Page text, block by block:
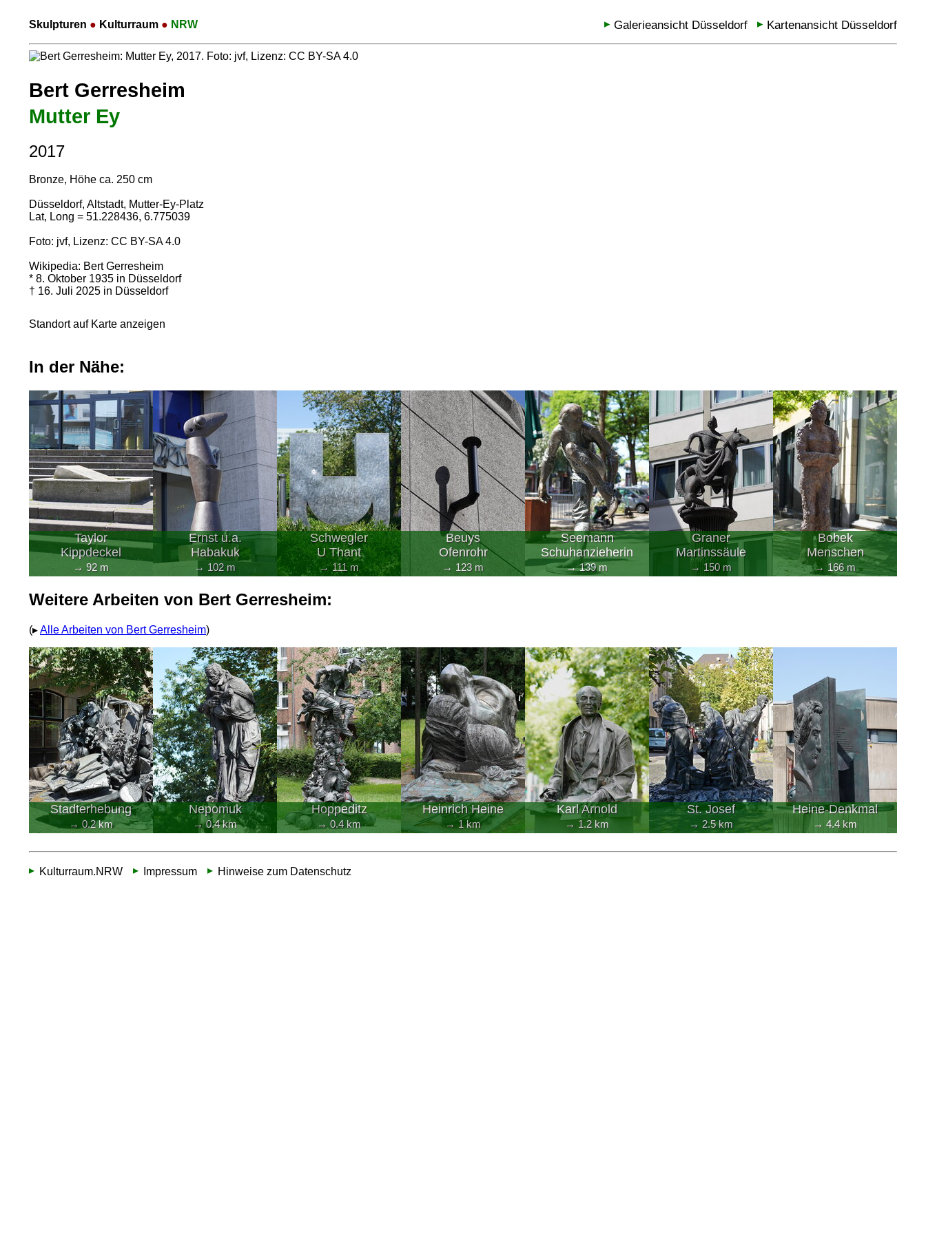
Skulpturen ● Kulturraum ● NRW Galerieansicht Düsseldorf Kartenansicht Düsseldorf
Bert Gerresheim
Mutter Ey
2017
Bronze, Höhe ca. 250 cm
Düsseldorf, Altstadt, Mutter-Ey-Platz
Lat, Long = 51.228436, 6.775039
Foto: jvf, Lizenz: CC BY-SA 4.0
Wikipedia: Bert Gerresheim
* 8. Oktober 1935 in Düsseldorf
† 16. Juli 2025 in Düsseldorf
Standort auf Karte anzeigen
In der Nähe:
Taylor
Kippdeckel
→ 92 m
Ernst u.a.
Habakuk
→ 102 m
Schwegler
U Thant
→ 111 m
Beuys
Ofenrohr
→ 123 m
Seemann
Schuhanzieherin
→ 139 m
Graner
Martinssäule
→ 150 m
Bobek
Menschen
→ 166 m
Weitere Arbeiten von Bert Gerresheim:
(▸Alle Arbeiten von Bert Gerresheim)
Stadterhebung
→ 0.2 km
Nepomuk
→ 0.4 km
Hoppeditz
→ 0.4 km
Heinrich Heine
→ 1 km
Karl Arnold
→ 1.2 km
St. Josef
→ 2.5 km
Heine-Denkmal
→ 4.4 km
Kulturraum.NRW Impressum Hinweise zum Datenschutz